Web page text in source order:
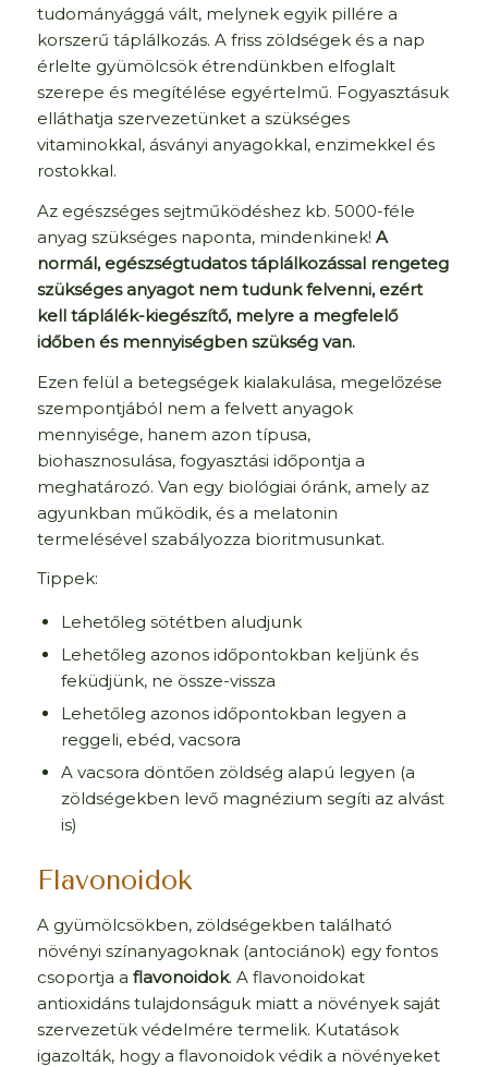
tudományággá vált, melynek egyik pillére a
korszerű táplálkozás. A friss zöldségek és a nap
érlelte gyümölcsök étrendünkben elfoglalt
szerepe és megítélése egyértelmű. Fogyasztásuk
elláthatja szervezetünket a szükséges
vitaminokkal, ásványi anyagokkal, enzimekkel és
rostokkal.
Az egészséges sejtműködéshez kb. 5000-féle
anyag szükséges naponta, mindenkinek! A
normál, egészségtudatos táplálkozással rengeteg
szükséges anyagot nem tudunk felvenni, ezért
kell táplálék-kiegészítő, melyre a megfelelő
időben és mennyiségben szükség van.
Ezen felül a betegségek kialakulása, megelőzése
szempontjából nem a felvett anyagok
mennyisége, hanem azon típusa,
biohasznosulása, fogyasztási időpontja a
meghatározó. Van egy biológiai óránk, amely az
agyunkban működik, és a melatonin
termelésével szabályozza bioritmusunkat.
Tippek:
Lehetőleg sötétben aludjunk
Lehetőleg azonos időpontokban keljünk és
feküdjünk, ne össze-vissza
Lehetőleg azonos időpontokban legyen a
reggeli, ebéd, vacsora
A vacsora döntően zöldség alapú legyen (a
zöldségekben levő magnézium segíti az alvást
is)
Flavonoidok
A gyümölcsökben, zöldségekben található
növényi színanyagoknak (antociánok) egy fontos
csoportja a flavonoidok. A flavonoidokat
antioxidáns tulajdonságuk miatt a növények saját
szervezetük védelmére termelik. Kutatások
igazolták, hogy a flavonoidok védik a növényeket